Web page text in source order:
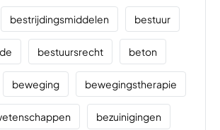
bestrijdingsmiddelen bestuur
bestuursrecht beton
beweging bewegingstherapie
bezuinigingen